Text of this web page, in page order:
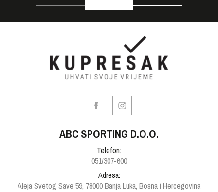
ABC SPORTING D.O.O.
Telefon:
051/307-600
Adresa:
Aleja Svetog Save 59, 78000 Banja Luka, Bosna i Hercegovina